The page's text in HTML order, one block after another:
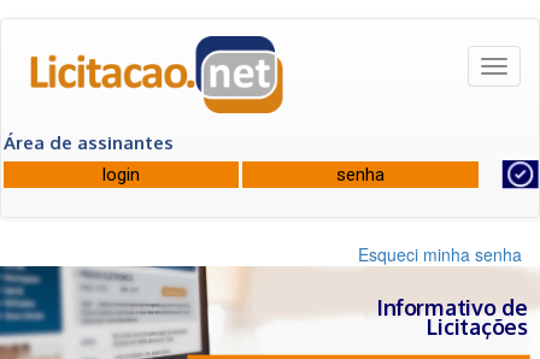
Área de assinantes
Esqueci minha senha
Informativo de
Licitações